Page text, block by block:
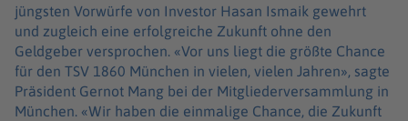
jüngsten Vorwürfe von Investor Hasan Ismaik gewehrt
und zugleich eine erfolgreiche Zukunft ohne den
Geldgeber versprochen. «Vor uns liegt die größte Chance
für den TSV 1860 München in vielen, vielen Jahren», sagte
Präsident Gernot Mang bei der Mitgliederversammlung in
München. «Wir haben die einmalige Chance, die Zukunft